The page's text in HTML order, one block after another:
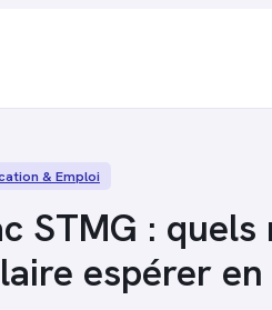
& Emploi
STMG :
espérer